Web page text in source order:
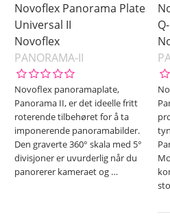
Novoflex Panorama Plate
Universal II
Novoflex
PANORAMA-II
Novoflex panoramaplate,
Panorama II, er det ideelle fritt
roterende tilbehøret for å ta
imponerende panoramabilder.
Den graverte 360° skala med 5°
divisjoner er uvurderlig når du
panorerer kameraet og …